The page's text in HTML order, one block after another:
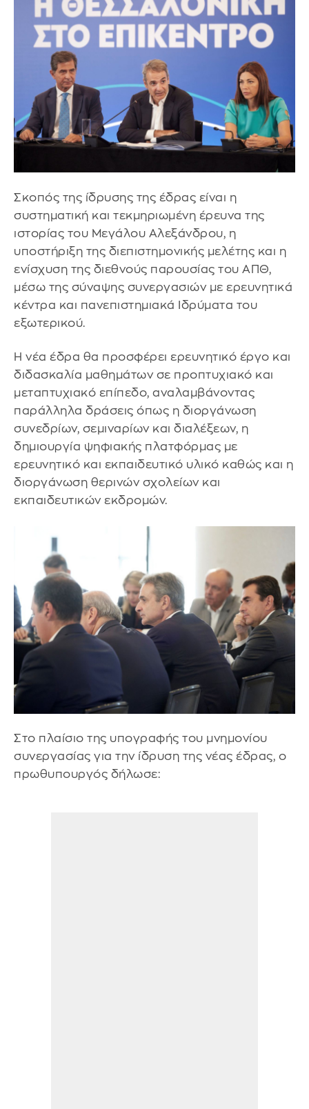
Σκοπός της ίδρυσης της έδρας είναι η
συστηματική και τεκμηριωμένη έρευνα της
ιστορίας του Μεγάλου Αλεξάνδρου, η
υποστήριξη της διεπιστημονικής μελέτης και η
ενίσχυση της διεθνούς παρουσίας του ΑΠΘ,
μέσω της σύναψης συνεργασιών με ερευνητικά
κέντρα και πανεπιστημιακά Ιδρύματα του
εξωτερικού.
Η νέα έδρα θα προσφέρει ερευνητικό έργο και
διδασκαλία μαθημάτων σε προπτυχιακό και
μεταπτυχιακό επίπεδο, αναλαμβάνοντας
παράλληλα δράσεις όπως η διοργάνωση
συνεδρίων, σεμιναρίων και διαλέξεων, η
δημιουργία ψηφιακής πλατφόρμας με
ερευνητικό και εκπαιδευτικό υλικό καθώς και η
διοργάνωση θερινών σχολείων και
εκπαιδευτικών εκδρομών.
Στο πλαίσιο της υπογραφής του μνημονίου
συνεργασίας για την ίδρυση της νέας έδρας, ο
πρωθυπουργός δήλωσε: